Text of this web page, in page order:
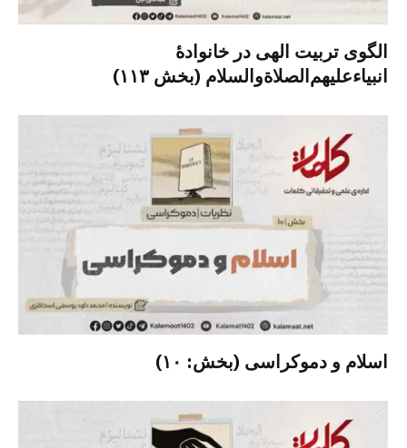
الگوی تربیت الهی در خانوادۀ
انبیاءعلیهم‌الصلاةو‌السلام (بخش ۱۱۳)
اسلام و دموکراسی (بخش: ۱۰)